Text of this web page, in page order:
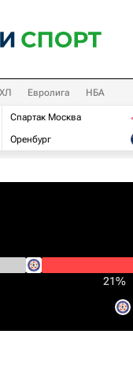
Евролига НБА
Спартак Москва
Оренбург
21%